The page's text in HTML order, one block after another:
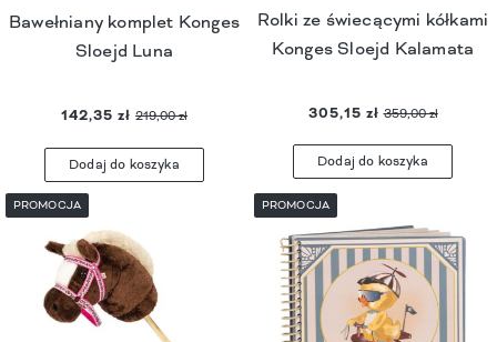
Bawełniany komplet Konges
Sloejd Luna
142,35 zł 219,00 zł
Dodaj do koszyka
Rolki ze świecącymi kółkami
Konges Sloejd Kalamata
305,15 zł 359,00 zł
Dodaj do koszyka
PROMOCJA PROMOCJA